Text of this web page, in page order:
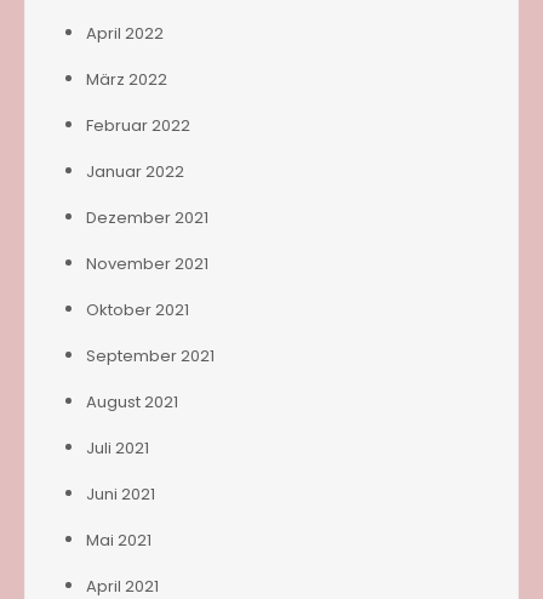
April 2022
März 2022
Februar 2022
Januar 2022
Dezember 2021
November 2021
Oktober 2021
September 2021
August 2021
Juli 2021
Juni 2021
Mai 2021
April 2021